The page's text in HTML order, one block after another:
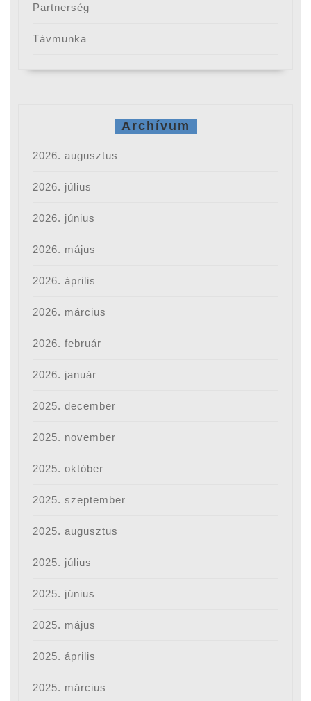
Partnerség
Távmunka
Archívum
2026. augusztus
2026. július
2026. június
2026. május
2026. április
2026. március
2026. február
2026. január
2025. december
2025. november
2025. október
2025. szeptember
2025. augusztus
2025. július
2025. június
2025. május
2025. április
2025. március